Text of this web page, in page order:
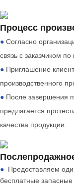
Процесс
● Согласно
связь с заказчиком по
● Приглашение
производственного
● После завершения
предлагается
качества продукции.
● Предоставляем
бесплатные запасные